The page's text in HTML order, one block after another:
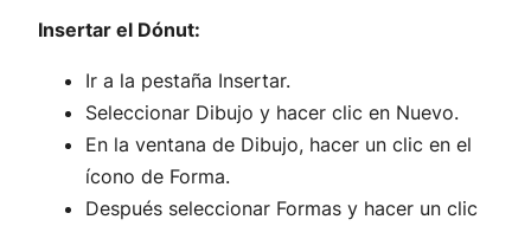
Insertar el Dónut:
Ir a la pestaña Insertar.
Seleccionar Dibujo y hacer clic en Nuevo.
En la ventana de Dibujo, hacer un clic en el
ícono de Forma.
Después seleccionar Formas y hacer un clic